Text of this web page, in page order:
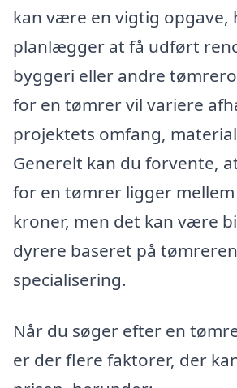
kan være en vigtig opgave,
planlægger at få udført
byggeri eller andre
for en tømrer vil variere
projektets omfang,
Generelt kan du forvente,
for en tømrer ligger mellem
kroner, men det kan være
dyrere baseret på
specialisering.
Når du søger efter en
er der flere faktorer, der